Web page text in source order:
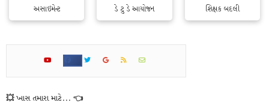
અસાઇમેન્ટ ડે ટુ ડે આયોજન શિક્ષક બદલી
💥 ખાસ તમારા માટે... 👈